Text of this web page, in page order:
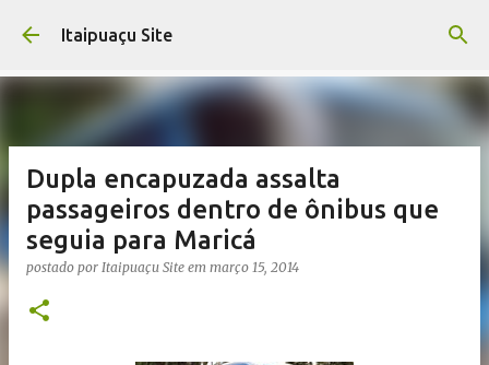
Pular para o conteúdo principal
Itaipuaçu Site
Dupla encapuzada assalta
passageiros dentro de ônibus que
seguia para Maricá
postado por Itaipuaçu Site em março 15, 2014